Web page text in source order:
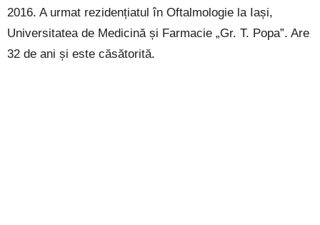
2016. A urmat rezidențiatul în Oftalmologie la Iași,
Universitatea de Medicină și Farmacie „Gr. T. Popa”. Are
32 de ani și este căsătorită.